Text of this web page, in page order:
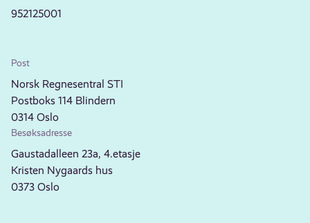
952125001
Post
Norsk Regnesentral STI
Postboks 114 Blindern
0314 Oslo
Besøksadresse
Gaustadalleen 23a, 4.etasje
Kristen Nygaards hus
0373 Oslo